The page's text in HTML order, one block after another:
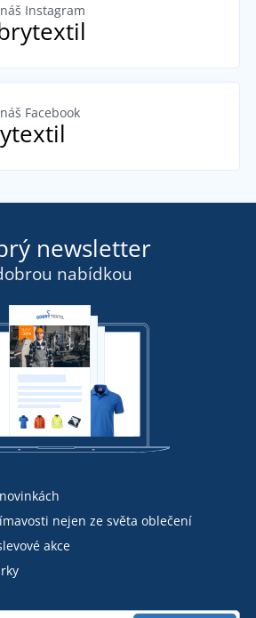
Instagram
Facebook
newsletter
nabídkou
nejen ze světa oblečení
akce